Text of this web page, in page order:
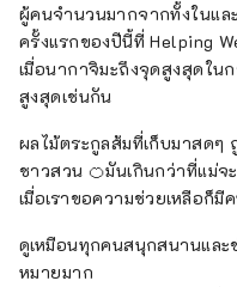
ผู้คนจำนวนมากจากทั้งในแล
ครั้งแรกของปีนี้ที่ Helping
เมื่อนากาจิมะถึงจุดสูงสุดใน
สูงสุดเช่นกัน
ผลไม้ตระกูลส้มที่เก็บมาสดๆ
ชาวสวน 🍊มันเกินกว่าที่แม่จ
เมื่อเราขอความช่วยเหลือก็
ดูเหมือนทุกคนสนุกสนานและ
หมายมาก